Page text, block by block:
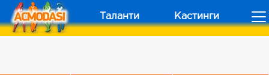
Таланти Кастинги